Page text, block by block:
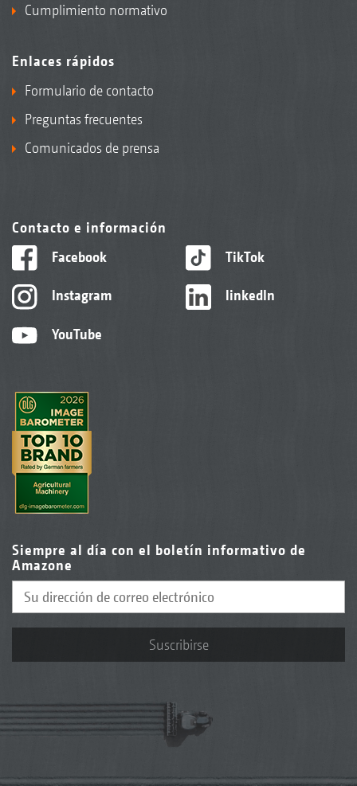
Cumplimiento normativo
Enlaces rápidos
Formulario de contacto
Preguntas frecuentes
Comunicados de prensa
Contacto e información
Facebook
Instagram
YouTube
TikTok
linkedIn
Siempre al día con el boletín informativo de
Amazone
Suscribirse